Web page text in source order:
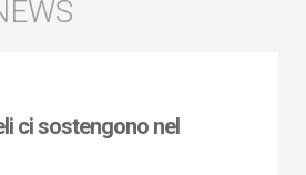
ci sostengono nel